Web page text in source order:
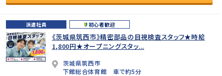
派遣社員 初心者歓迎
《茨城県筑西市》精密部品の目視検査スタッフ★時給
1,800円★オープニングスタッ...
茨城県筑西市
下館総合体育館 車で約5分